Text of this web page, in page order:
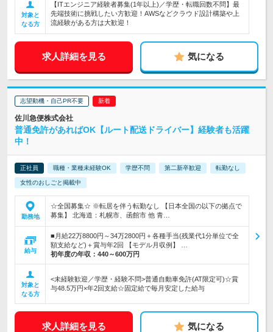
対象と
なる方
【ITエンジニア経験者募集(1年以上)／学歴・転職回数不問】最
先端技術に挑戦したい方歓迎！AWSなどクラウド設計構築や上
流経験がある方は大歓迎！
求人詳細を見る 気になる
志望動機・自己PR不要
佐川急便株式会社
普通免許があればOK【ルート配送ドライバー】経験者も活躍
中！
正社員 職種・業種未経験OK 学歴不問 第二新卒歓迎 転勤なし
女性のおしごと掲載中
勤務地
☆全国募集☆ ※転居を伴う転勤なし 【日本全国の以下の拠点で
募集】 北海道：札幌市、函館市 他 青…
給与
■月給22万8800円～34万2800円＋各種手当(残業代1分単位で全
額支給など)＋賞与年2回 【モデル月収例】 …
初年度の年収： 440～600万円
対象と
なる方
<未経験歓迎／学歴・経験不問>普通自動車免許(AT限定可)☆賞
与48.5万円×年2回支給☆固定給で毎月安定した給与
求人詳細を見る 気になる